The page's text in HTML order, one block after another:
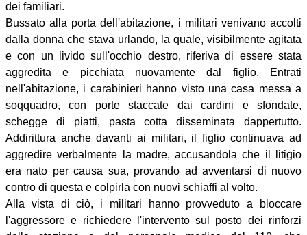
dei familiari.
Bussato alla porta dell'abitazione, i militari venivano accolti
dalla donna che stava urlando, la quale, visibilmente agitata
e con un livido sull'occhio destro, riferiva di essere stata
aggredita e picchiata nuovamente dal figlio. Entrati
nell'abitazione, i carabinieri hanno visto una casa messa a
soqquadro, con porte staccate dai cardini e sfondate,
schegge di piatti, pasta cotta disseminata dappertutto.
Addirittura anche davanti ai militari, il figlio continuava ad
aggredire verbalmente la madre, accusandola che il litigio
era nato per causa sua, provando ad avventarsi di nuovo
contro di questa e colpirla con nuovi schiaffi al volto.
Alla vista di ciò, i militari hanno provveduto a bloccare
l'aggressore e richiedere l'intervento sul posto dei rinforzi